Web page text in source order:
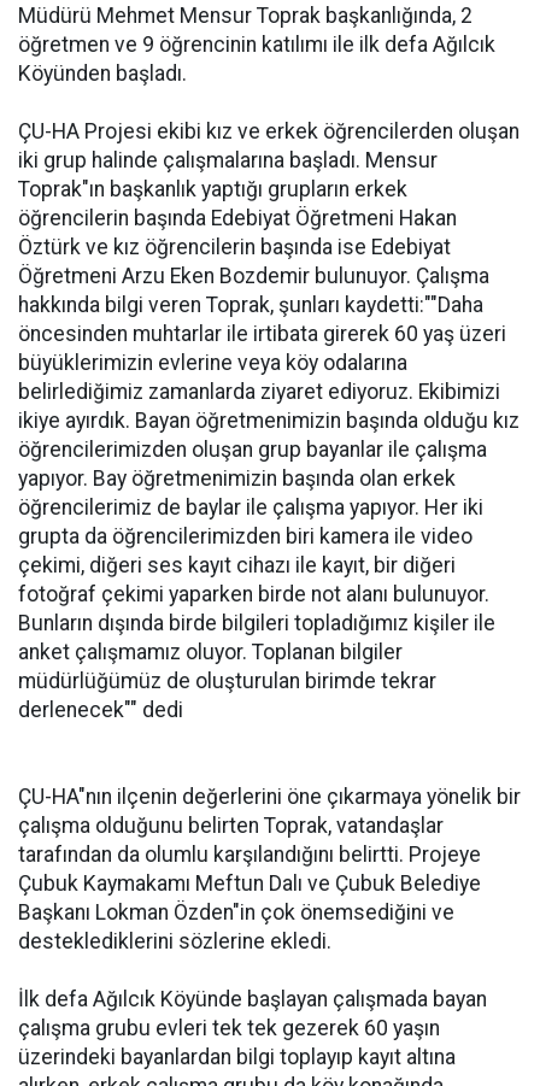
Müdürü Mehmet Mensur Toprak başkanlığında, 2
öğretmen ve 9 öğrencinin katılımı ile ilk defa Ağılcık
Köyünden başladı.
ÇU-HA Projesi ekibi kız ve erkek öğrencilerden oluşan
iki grup halinde çalışmalarına başladı. Mensur
Toprak"ın başkanlık yaptığı grupların erkek
öğrencilerin başında Edebiyat Öğretmeni Hakan
Öztürk ve kız öğrencilerin başında ise Edebiyat
Öğretmeni Arzu Eken Bozdemir bulunuyor. Çalışma
hakkında bilgi veren Toprak, şunları kaydetti:""Daha
öncesinden muhtarlar ile irtibata girerek 60 yaş üzeri
büyüklerimizin evlerine veya köy odalarına
belirlediğimiz zamanlarda ziyaret ediyoruz. Ekibimizi
ikiye ayırdık. Bayan öğretmenimizin başında olduğu kız
öğrencilerimizden oluşan grup bayanlar ile çalışma
yapıyor. Bay öğretmenimizin başında olan erkek
öğrencilerimiz de baylar ile çalışma yapıyor. Her iki
grupta da öğrencilerimizden biri kamera ile video
çekimi, diğeri ses kayıt cihazı ile kayıt, bir diğeri
fotoğraf çekimi yaparken birde not alanı bulunuyor.
Bunların dışında birde bilgileri topladığımız kişiler ile
anket çalışmamız oluyor. Toplanan bilgiler
müdürlüğümüz de oluşturulan birimde tekrar
derlenecek"" dedi
ÇU-HA"nın ilçenin değerlerini öne çıkarmaya yönelik bir
çalışma olduğunu belirten Toprak, vatandaşlar
tarafından da olumlu karşılandığını belirtti. Projeye
Çubuk Kaymakamı Meftun Dalı ve Çubuk Belediye
Başkanı Lokman Özden"in çok önemsediğini ve
desteklediklerini sözlerine ekledi.
İlk defa Ağılcık Köyünde başlayan çalışmada bayan
çalışma grubu evleri tek tek gezerek 60 yaşın
üzerindeki bayanlardan bilgi toplayıp kayıt altına